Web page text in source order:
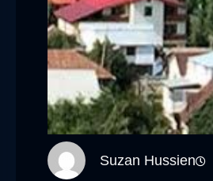
Suzan Hussien